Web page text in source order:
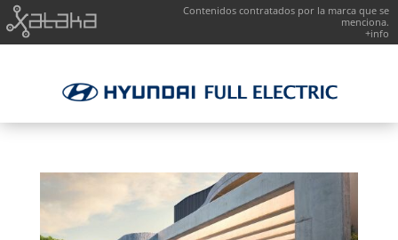
Contenidos contratados por la marca que se
menciona.
+info